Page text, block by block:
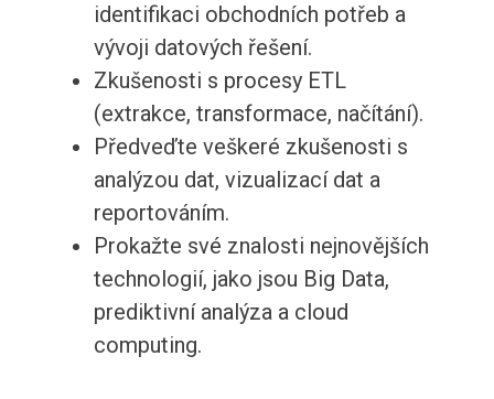
identifikaci obchodních potřeb a
vývoji datových řešení.
Zkušenosti s procesy ETL
(extrakce, transformace, načítání).
Předveďte veškeré zkušenosti s
analýzou dat, vizualizací dat a
reportováním.
Prokažte své znalosti nejnovějších
technologií, jako jsou Big Data,
prediktivní analýza a cloud
computing.